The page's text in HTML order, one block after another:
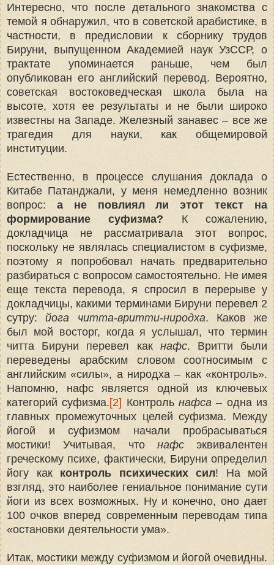
Интересно, что после детального знакомства с
темой я обнаружил, что в советской арабистике, в
частности, в предисловии к сборнику трудов
Бируни, выпущенном Академией наук УзССР, о
трактате упоминается раньше, чем был
опубликован его английский перевод. Вероятно,
советская востоковедческая школа была на
высоте, хотя ее результаты и не были широко
известны на Западе. Железный занавес – все же
трагедия для науки, как общемировой
институции.
Естественно, в процессе слушания доклада о
Китабе Патанджали, у меня немедленно возник
вопрос: а не повлиял ли этот текст на
формирование суфизма? К сожалению,
докладчица не рассматривала этот вопрос,
поскольку не являлась специалистом в суфизме,
поэтому я попробовал начать предварительно
разбираться с вопросом самостоятельно. Не имея
еще текста перевода, я спросил в перерыве у
докладчицы, какими терминами Бируни перевел 2
сутру:йога читта-вритти-ниродха. Каков же
был мой восторг, когда я услышал, что термин
читта Бируни перевел как нафс. Вритти были
переведены арабским словом соотносимым с
английским «силы», а ниродха – как «контроль».
Напомню, нафс является одной из ключевых
категорий суфизма.[2] Контрольнафса – одна из
главных промежуточных целей суфизма. Между
йогой и суфизмом начали пробрасываться
мостики! Учитывая, что нафсэквивалентен
греческому психе, фактически, Бируни определил
йогу как контроль психических сил! На мой
взгляд, это наиболее гениальное понимание сути
йоги из всех возможных. Ну и конечно, оно дает
100 очков вперед современным переводам типа
«остановки деятельности ума».
Итак, мостики между суфизмом и йогой очевидны.